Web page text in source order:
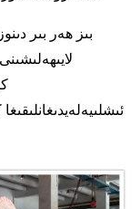
بىز ھەر بىر